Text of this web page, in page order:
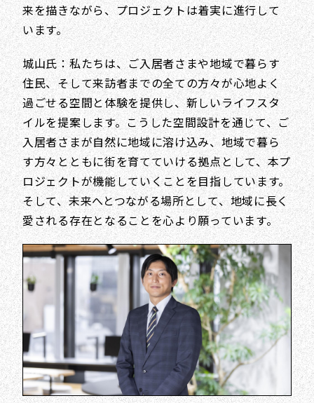
来を描きながら、プロジェクトは着実に進行して
います。
城山氏：私たちは、ご入居者さまや地域で暮らす
住民、そして来訪者までの全ての方々が心地よく
過ごせる空間と体験を提供し、新しいライフスタ
イルを提案します。こうした空間設計を通じて、ご
入居者さまが自然に地域に溶け込み、地域で暮ら
す方々とともに街を育てていける拠点として、本プ
ロジェクトが機能していくことを目指しています。
そして、未来へとつながる場所として、地域に長く
愛される存在となることを心より願っています。